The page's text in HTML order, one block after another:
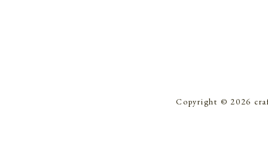
Copyright © 2026